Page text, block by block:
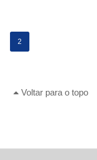
2
Voltar para o topo